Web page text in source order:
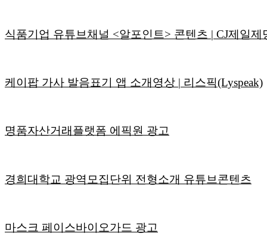
식품기업 유튜브채널 <알포인트> 콘텐츠 | CJ제일제
케이팝 가사 발음표기 앱 소개영상 | 리스픽(Lyspeak)
명품자산거래플랫폼 에픽원 광고
경희대학교 광역모집단위 전형소개 유튜브콘텐츠
마스크 페이스바이오가드 광고